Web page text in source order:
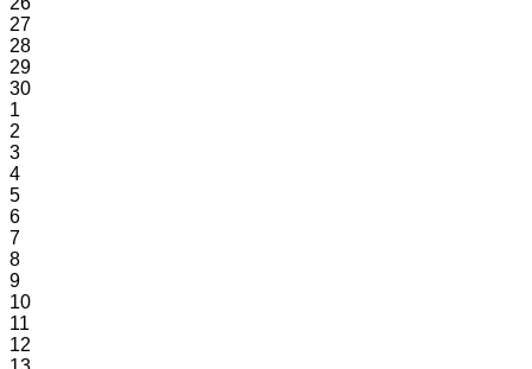
27
28
29
30
1
2
3
4
5
6
7
8
9
10
11
12